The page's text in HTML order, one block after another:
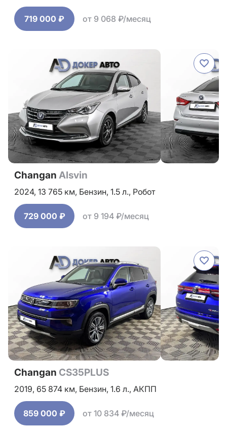
719 000 ₽ от 9 068 ₽/месяц
Changan Alsvin
2024, 13 765 км, Бензин, 1.5 л., Робот
729 000 ₽ от 9 194 ₽/месяц
Changan CS35PLUS
2019, 65 874 км, Бензин, 1.6 л., АКПП
859 000 ₽ от 10 834 ₽/месяц